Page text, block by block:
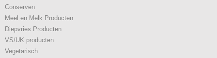
Conserven
Meel en Melk Producten
Diepvries Producten
VS/UK producten
Vegetarisch